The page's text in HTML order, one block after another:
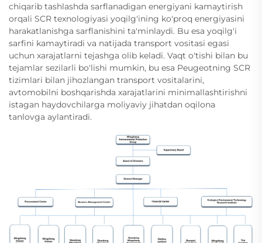
chiqarib tashlashda sarflanadigan energiyani kamaytirish
orqali SCR texnologiyasi yoqilg'ining ko'proq energiyasini
harakatlanishga sarflanishini ta'minlaydi. Bu esa yoqilg'i
sarfini kamaytiradi va natijada transport vositasi egasi
uchun xarajatlarni tejashga olib keladi. Vaqt o'tishi bilan bu
tejamlar sezilarli bo'lishi mumkin, bu esa Peugeotning SCR
tizimlari bilan jihozlangan transport vositalarini,
avtomobilni boshqarishda xarajatlarini minimallashtirishni
istagan haydovchilarga moliyaviy jihatdan oqilona
tanlovga aylantiradi.